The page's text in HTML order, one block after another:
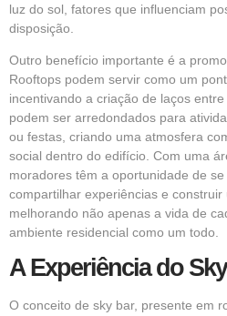
luz do sol, fatores que influenciam
disposição.
Outro benefício importante é a
Rooftops podem servir como um
incentivando a criação de laços
podem ser arredondados para
ou festas, criando uma atmosfera
social dentro do edifício. Com uma
moradores têm a oportunidade de se
compartilhar experiências e construir
melhorando não apenas a vida de
ambiente residencial como um todo.
A Experiência do
O conceito de sky bar, presente em